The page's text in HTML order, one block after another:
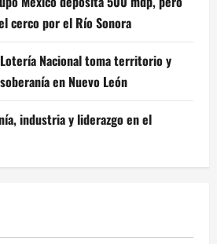
cerco por el Río Sonora
Nacional toma territorio y
en Nuevo León
industria y liderazgo en el